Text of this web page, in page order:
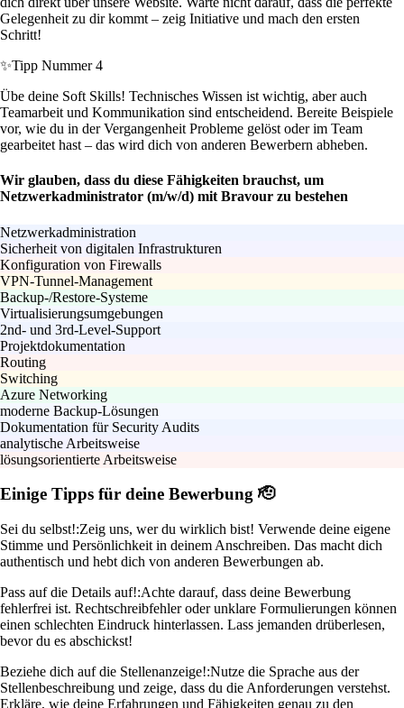
Gelegenheit zu dir kommt – zeig Initiative und mach den ersten
Schritt!
✨Tipp Nummer 4
Übe deine Soft Skills! Technisches Wissen ist wichtig, aber auch
Teamarbeit und Kommunikation sind entscheidend. Bereite Beispiele
vor, wie du in der Vergangenheit Probleme gelöst oder im Team
gearbeitet hast – das wird dich von anderen Bewerbern abheben.
Wir glauben, dass du diese Fähigkeiten brauchst, um
Netzwerkadministrator (m/w/d) mit Bravour zu bestehen
Netzwerkadministration
Sicherheit von digitalen Infrastrukturen
Konfiguration von Firewalls
VPN-Tunnel-Management
Backup-/Restore-Systeme
Virtualisierungsumgebungen
2nd- und 3rd-Level-Support
Projektdokumentation
Routing
Switching
Azure Networking
moderne Backup-Lösungen
Dokumentation für Security Audits
analytische Arbeitsweise
lösungsorientierte Arbeitsweise
Einige Tipps für deine Bewerbung 🫡
Sei du selbst!:Zeig uns, wer du wirklich bist! Verwende deine eigene
Stimme und Persönlichkeit in deinem Anschreiben. Das macht dich
authentisch und hebt dich von anderen Bewerbungen ab.
Pass auf die Details auf!:Achte darauf, dass deine Bewerbung
fehlerfrei ist. Rechtschreibfehler oder unklare Formulierungen können
einen schlechten Eindruck hinterlassen. Lass jemanden drüberlesen,
bevor du es abschickst!
Beziehe dich auf die Stellenanzeige!:Nutze die Sprache aus der
Stellenbeschreibung und zeige, dass du die Anforderungen verstehst.
Erkläre, wie deine Erfahrungen und Fähigkeiten genau zu den